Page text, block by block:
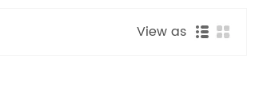
View as